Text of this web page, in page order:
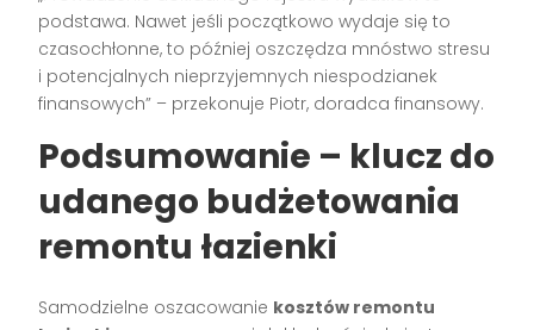
podstawa. Nawet jeśli początkowo wydaje się to
czasochłonne, to później oszczędza mnóstwo stresu
i potencjalnych nieprzyjemnych niespodzianek
finansowych” – przekonuje Piotr, doradca finansowy.
Podsumowanie – klucz do
udanego budżetowania
remontu łazienki
Samodzielne oszacowanie kosztów remontu